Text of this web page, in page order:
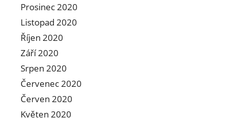
Prosinec 2020
Listopad 2020
Říjen 2020
Září 2020
Srpen 2020
Červenec 2020
Červen 2020
Květen 2020